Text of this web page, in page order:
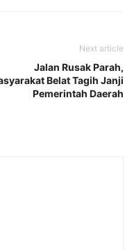
Next article
Jalan Rusak Parah,
Belat Tagih Janji
Pemerintah Daerah